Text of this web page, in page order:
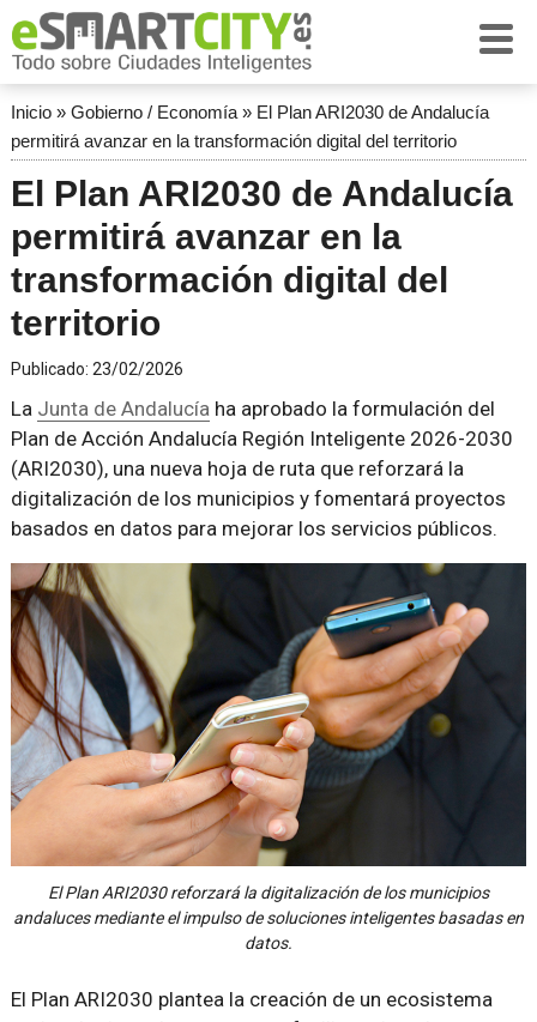
Inicio» Gobierno / Economía» El Plan ARI2030 de Andalucía
permitirá avanzar en la transformación digital del territorio
El Plan ARI2030 de Andalucía
permitirá avanzar en la
transformación digital del
territorio
Publicado: 23/02/2026
La Junta de Andalucíaha aprobado la formulación del
Plan de Acción Andalucía Región Inteligente 2026-2030
(ARI2030), una nueva hoja de ruta que reforzará la
digitalización de los municipios y fomentará proyectos
basados en datos para mejorar los servicios públicos.
El Plan ARI2030 reforzará la digitalización de los municipios
andaluces mediante el impulso de soluciones inteligentes basadas en
datos.
El Plan ARI2030 plantea la creación de un ecosistema